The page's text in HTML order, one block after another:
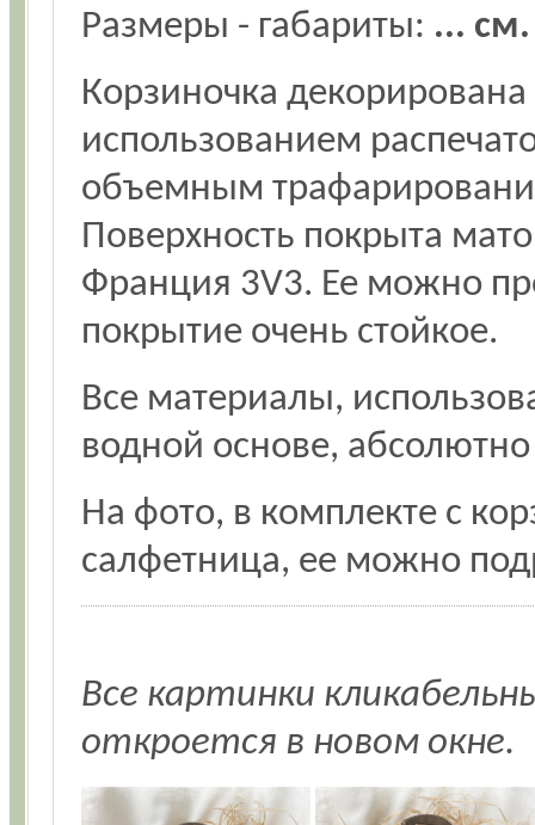
Размеры - габариты: ... см.
Корзиночка
использованием
объемным
Поверхность покрыта
Франция 3V3. Ее можно
покрытие очень стойкое.
Все материалы,
водной основе,
На фото, в комплекте с
салфетница, ее можно
Все картинки
откроется в новом окне.